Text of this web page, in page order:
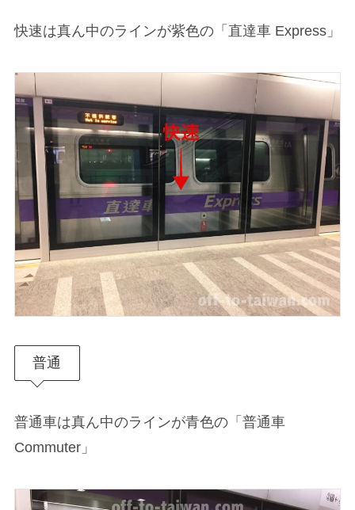
快速は真ん中のラインが紫色の「直達車 Express」
普通
普通車は真ん中のラインが青色の「普通車
Commuter」